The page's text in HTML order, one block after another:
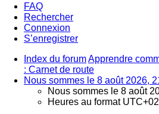
FAQ
Rechercher
Connexion
S’enregistrer
Index du forumApprendre
: Carnet de route
Nous sommes le 8 août 2026,
Nous sommes le 8 août
Heures au format